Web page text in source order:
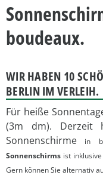
boudeaux.
WIR HABEN 10
BERLIN IM VERLEIH.
Für heiße
(3m dm). Derzeit
Sonnenschirme in
Sonnenschirms ist
Gern können Sie alternativ